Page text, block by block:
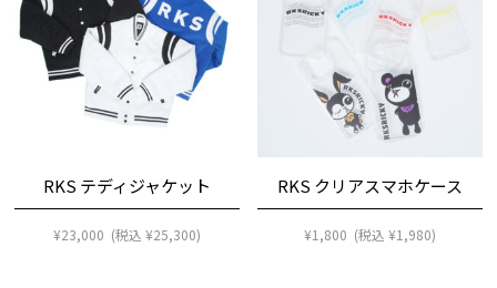
RKS テディジャケット
¥23,000 (税込 ¥25,300)
RKS クリアスマホケース
¥1,800 (税込 ¥1,980)